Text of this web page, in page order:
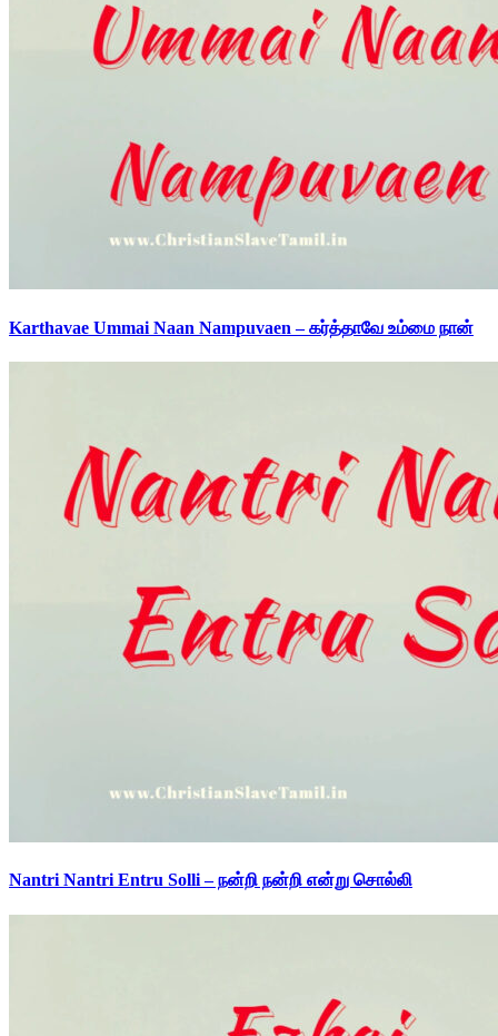
Karthavae Ummai Naan Nampuvaen – கர்த்தாவே உம்மை நான்
Nantri Nantri Entru Solli – நன்றி நன்றி என்று சொல்லி